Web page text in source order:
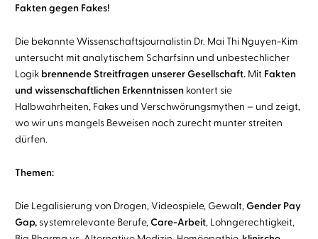
Fakten gegen Fakes!
Die bekannte Wissenschaftsjournalistin Dr. Mai Thi Nguyen-Kim
untersucht mit analytischem Scharfsinn und unbestechlicher
Logik brennende Streitfragen unserer Gesellschaft.Mit Fakten
und wissenschaftlichen Erkenntnissen kontert sie
Halbwahrheiten, Fakes und Verschwörungsmythen – und zeigt,
wo wir uns mangels Beweisen noch zurecht munter streiten
dürfen.
Themen:
Die Legalisierung von Drogen, Videospiele, Gewalt,Gender Pay
Gap,systemrelevante Berufe,Care-Arbeit, Lohngerechtigkeit,